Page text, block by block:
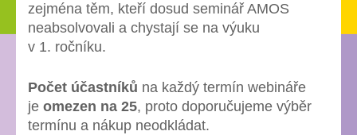
zejména těm, kteří dosud seminář AMOS
neabsolvovali a chystají se na výuku
v 1. ročníku.
Počet účastníků na každý termín webináře
je omezen na 25, proto doporučujeme výběr
termínu a nákup neodkládat.